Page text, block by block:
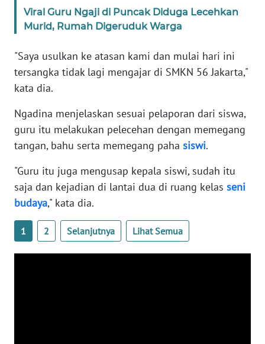
Viral Guru Ngaji di Puncak Diduga Lecehkan
Murid, Rumah Digeruduk Warga
"Saya usulkan ke atasan kami dan mulai hari ini
tersangka tidak lagi mengajar di SMKN 56 Jakarta,"
kata dia.
Ngadina menjelaskan sesuai pelaporan dari siswa,
guru itu melakukan pelecehan dengan memegang
tangan, bahu serta memegang paha siswi.
"Guru itu juga mengusap kepala siswi, sudah itu
saja dan kejadian di lantai dua di ruang kelas seni
budaya," kata dia.
1 2 Selanjutnya Lihat Semua
JAKARTA
JABAR
WN
WN
NTT
WN
KEPRI
WN
PAPUA